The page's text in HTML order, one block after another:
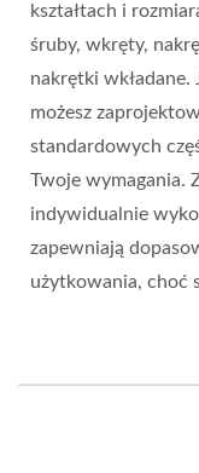
kształtach i
śruby, wkręty,
nakrętki wkładane.
możesz
standardowych
Twoje wymagania.
indywidualnie
zapewniają
użytkowania, choć